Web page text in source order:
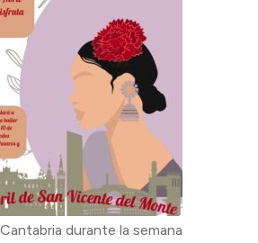
durante la semana